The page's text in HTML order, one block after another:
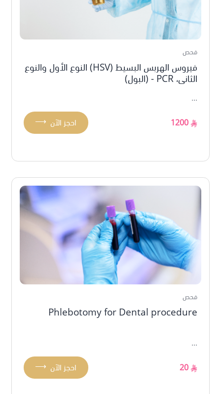
فحص
فيروس الهربس البسيط (HSV) النوع الأول والنوع
الثاني، PCR - (البول)
...
1200
⟶ احجز الآن
فحص
Phlebotomy for Dental procedure
...
20
⟶ احجز الآن